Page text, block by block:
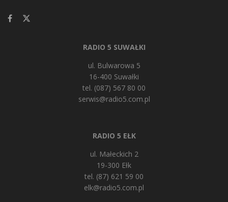
RADIO 5 SUWAŁKI
ul. Bulwarowa 5
16-400 Suwałki
tel. (087) 567 80 00
serwis@radio5.com.pl
RADIO 5 EŁK
ul. Małeckich 2
19-300 Ełk
tel. (87) 621 59 00
elk@radio5.com.pl